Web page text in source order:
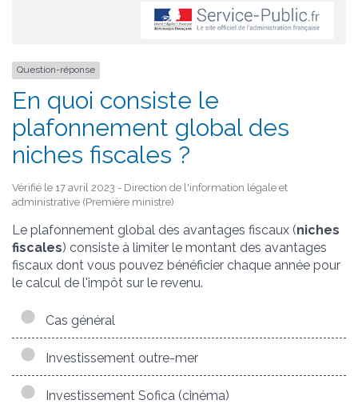
Question-réponse
En quoi consiste le
plafonnement global des
niches fiscales ?
Vérifié le 17 avril 2023 - Direction de l'information légale et
administrative (Première ministre)
Le plafonnement global des avantages fiscaux (niches
fiscales) consiste à limiter le montant des avantages
fiscaux dont vous pouvez bénéficier chaque année pour
le calcul de l'impôt sur le revenu.
Cas général
Investissement outre-mer
Investissement Sofica (cinéma)